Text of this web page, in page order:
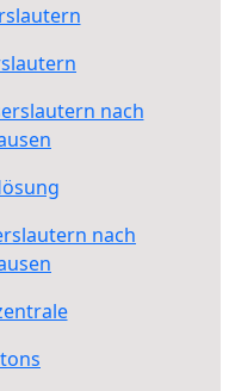
nach
nach